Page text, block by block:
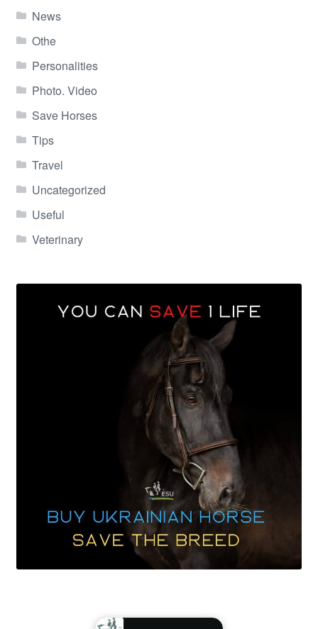
News
Othe
Personalities
Photo. Video
Save Horses
Tips
Travel
Uncategorized
Useful
Veterinary